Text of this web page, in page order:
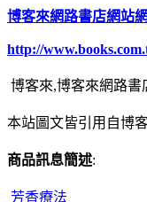
博客來網路書店網站
http://
博客來,博客來網路書
本站圖文皆引用自博
商品訊息簡述:
芳香療法